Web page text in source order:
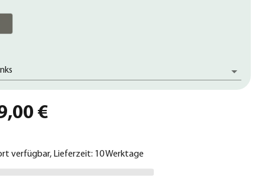
€
verfügbar, Lieferzeit: 10 Werktage